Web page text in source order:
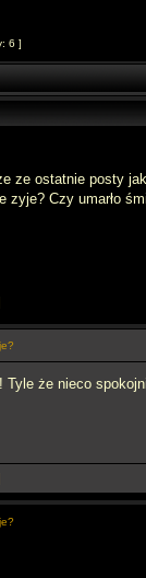
6 ]
ze ostatnie posty
zyje? Czy umarło
Tyle że nieco